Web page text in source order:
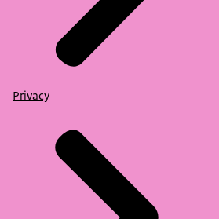
Privacy